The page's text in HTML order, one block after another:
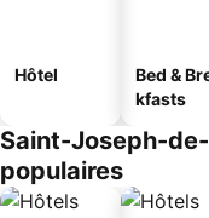
Hôtel
Bed &
kfasts
Saint-Joseph-
populaires